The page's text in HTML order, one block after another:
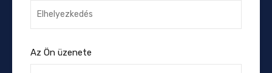
Az Ön üzenete